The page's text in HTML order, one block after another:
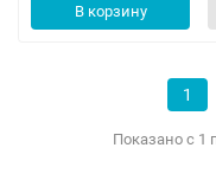
В корзину
1
Показано с 1